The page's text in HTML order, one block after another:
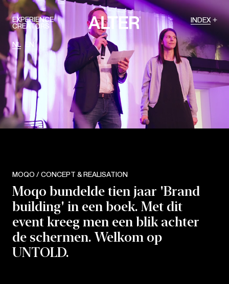
EXPERIENCE
CREATORS
NL EN
INDEX
MOQO / CONCEPT & REALISATION
Moqo bundelde tien jaar 'Brand
building' in een boek. Met dit
event kreeg men een blik achter
de schermen. Welkom op
UNTOLD.